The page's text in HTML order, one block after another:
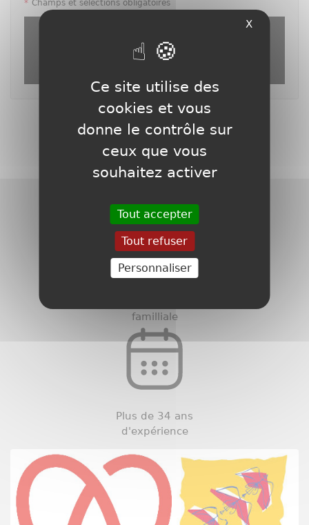
* Champs et sélections obligatoires
reCAPTCHA v3 (Autorisation obligatoire pour utiliser le
formulaire d'inscription à la newsletter) est désactivé.
familliale
Plus de 34 ans
d'expérience
X
Ce site utilise des
cookies et vous
donne le contrôle sur
ceux que vous
souhaitez activer
Tout accepter
Tout refuser
Personnaliser